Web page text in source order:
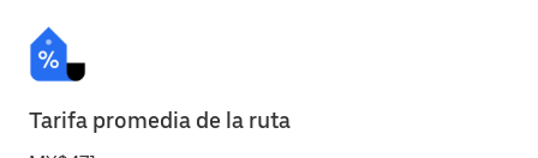
Tarifa promedia de la ruta